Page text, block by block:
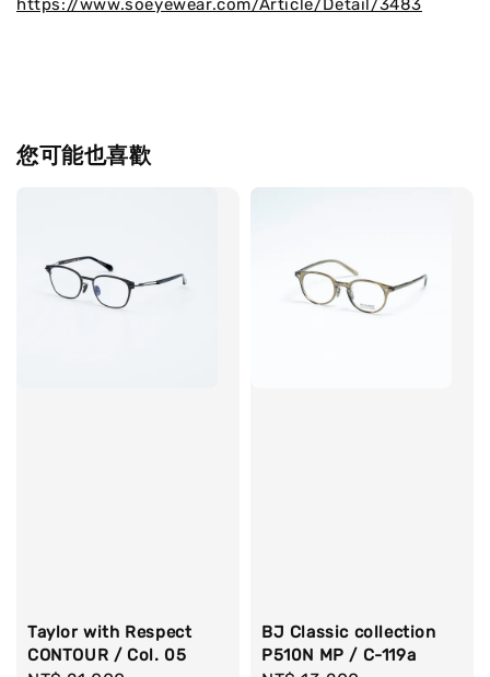
https://www.soeyewear.com/Article/Detail/3483
您可能也喜歡
Taylor with Respect
CONTOUR / Col. 05
BJ Classic collection
P510N MP / C-119a